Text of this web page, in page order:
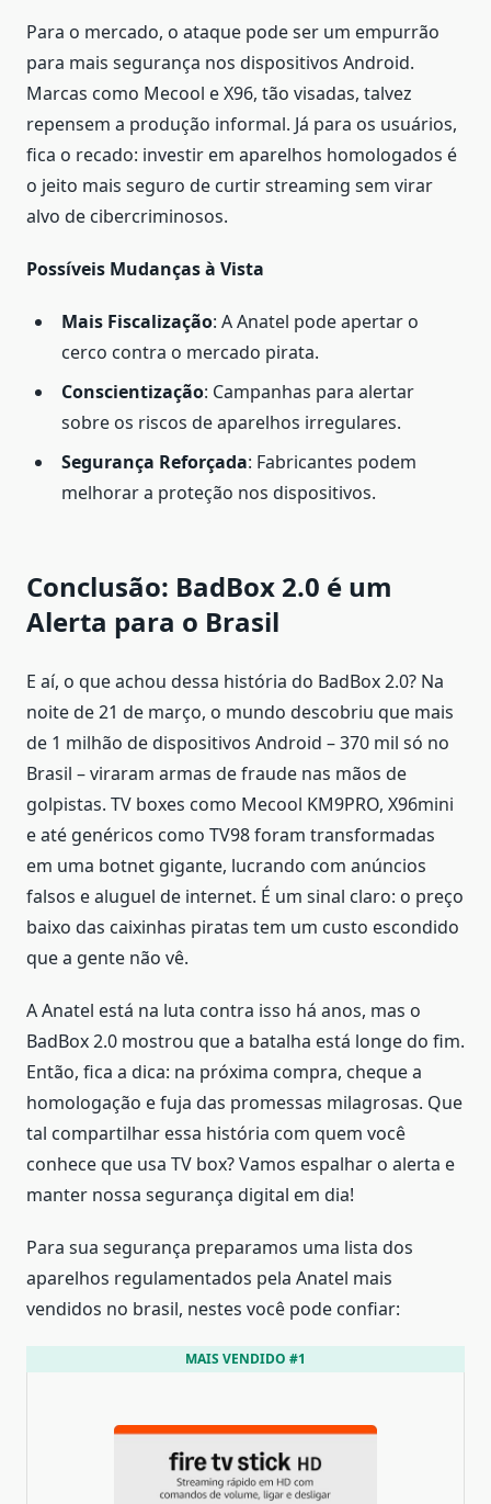
Para o mercado, o ataque pode ser um empurrão
para mais segurança nos dispositivos Android.
Marcas como Mecool e X96, tão visadas, talvez
repensem a produção informal. Já para os usuários,
fica o recado: investir em aparelhos homologados é
o jeito mais seguro de curtir streaming sem virar
alvo de cibercriminosos.
Possíveis Mudanças à Vista
Mais Fiscalização: A Anatel pode apertar o
cerco contra o mercado pirata.
Conscientização: Campanhas para alertar
sobre os riscos de aparelhos irregulares.
Segurança Reforçada: Fabricantes podem
melhorar a proteção nos dispositivos.
Conclusão: BadBox 2.0 é um
Alerta para o Brasil
E aí, o que achou dessa história do BadBox 2.0? Na
noite de 21 de março, o mundo descobriu que mais
de 1 milhão de dispositivos Android – 370 mil só no
Brasil – viraram armas de fraude nas mãos de
golpistas. TV boxes como Mecool KM9PRO, X96mini
e até genéricos como TV98 foram transformadas
em uma botnet gigante, lucrando com anúncios
falsos e aluguel de internet. É um sinal claro: o preço
baixo das caixinhas piratas tem um custo escondido
que a gente não vê.
A Anatel está na luta contra isso há anos, mas o
BadBox 2.0 mostrou que a batalha está longe do fim.
Então, fica a dica: na próxima compra, cheque a
homologação e fuja das promessas milagrosas. Que
tal compartilhar essa história com quem você
conhece que usa TV box? Vamos espalhar o alerta e
manter nossa segurança digital em dia!
Para sua segurança preparamos uma lista dos
aparelhos regulamentados pela Anatel mais
vendidos no brasil, nestes você pode confiar:
MAIS VENDIDO #1